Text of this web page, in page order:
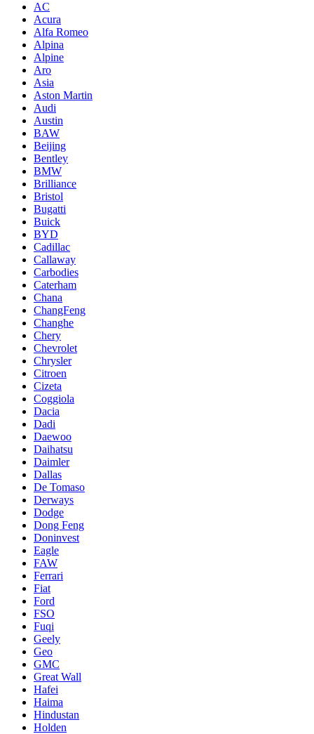
AC
Acura
Alfa Romeo
Alpina
Alpine
Aro
Asia
Aston Martin
Audi
Austin
BAW
Beijing
Bentley
BMW
Brilliance
Bristol
Bugatti
Buick
BYD
Cadillac
Callaway
Carbodies
Caterham
Chana
ChangFeng
Changhe
Chery
Chevrolet
Chrysler
Citroen
Cizeta
Coggiola
Dacia
Dadi
Daewoo
Daihatsu
Daimler
Dallas
De Tomaso
Derways
Dodge
Dong Feng
Doninvest
Eagle
FAW
Ferrari
Fiat
Ford
FSO
Fuqi
Geely
Geo
GMC
Great Wall
Hafei
Haima
Hindustan
Holden